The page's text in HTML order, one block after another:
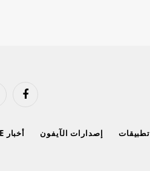
فيسبوك
تطبيقات إصدارات الآيفون أخبار APPLE